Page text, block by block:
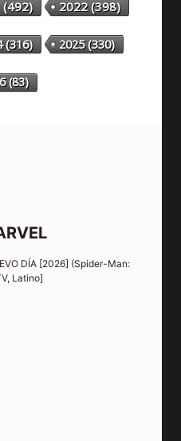
(492) 2022(398)
(316) 2025(330)
(83)
DÍA [2026] (Spider-Man:
Latino]